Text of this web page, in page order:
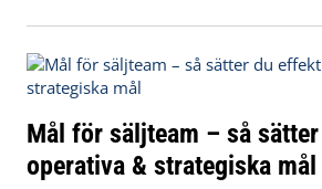
Mål för säljteam – så
operativa & strategiska mål